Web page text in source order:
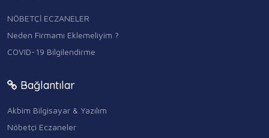
NÖBETÇİ ECZANELER
Neden Firmamı Eklemeliyim ?
COVID-19 Bilgilendirme
Bağlantılar
Akbim Bilgisayar & Yazılım
Nöbetçi Eczaneler